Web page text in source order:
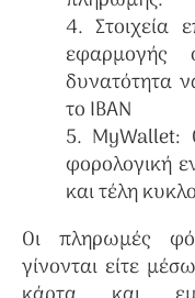
4. Στοιχεία
δυνατότητα
το IBAN
5.
φορολογική
και τέλη
Οι πληρωμές
γίνονται είτε